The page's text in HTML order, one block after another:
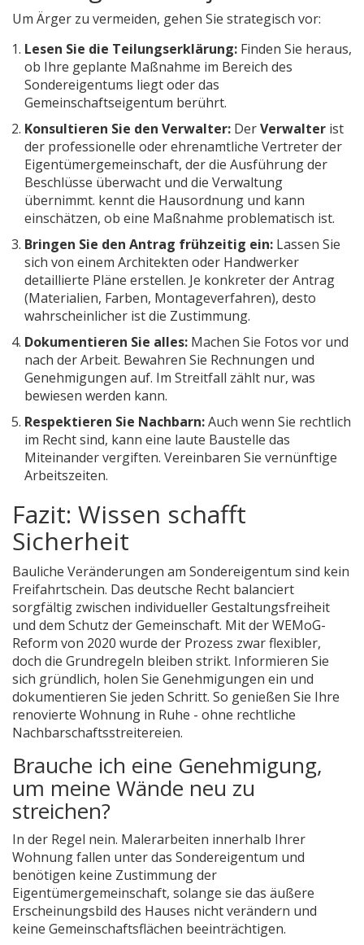
Um Ärger zu vermeiden, gehen Sie strategisch vor:
Lesen Sie die Teilungserklärung: Finden Sie heraus,
ob Ihre geplante Maßnahme im Bereich des
Sondereigentums liegt oder das
Gemeinschaftseigentum berührt.
Konsultieren Sie den Verwalter: DerVerwalter ist
der professionelle oder ehrenamtliche Vertreter der
Eigentümergemeinschaft, der die Ausführung der
Beschlüsse überwacht und die Verwaltung
übernimmt. kennt die Hausordnung und kann
einschätzen, ob eine Maßnahme problematisch ist.
Bringen Sie den Antrag frühzeitig ein: Lassen Sie
sich von einem Architekten oder Handwerker
detaillierte Pläne erstellen. Je konkreter der Antrag
(Materialien, Farben, Montageverfahren), desto
wahrscheinlicher ist die Zustimmung.
Dokumentieren Sie alles: Machen Sie Fotos vor und
nach der Arbeit. Bewahren Sie Rechnungen und
Genehmigungen auf. Im Streitfall zählt nur, was
bewiesen werden kann.
Respektieren Sie Nachbarn:Auch wenn Sie rechtlich
im Recht sind, kann eine laute Baustelle das
Miteinander vergiften. Vereinbaren Sie vernünftige
Arbeitszeiten.
Fazit: Wissen schafft
Sicherheit
Bauliche Veränderungen am Sondereigentum sind kein
Freifahrtschein. Das deutsche Recht balanciert
sorgfältig zwischen individueller Gestaltungsfreiheit
und dem Schutz der Gemeinschaft. Mit der WEMoG-
Reform von 2020 wurde der Prozess zwar flexibler,
doch die Grundregeln bleiben strikt. Informieren Sie
sich gründlich, holen Sie Genehmigungen ein und
dokumentieren Sie jeden Schritt. So genießen Sie Ihre
renovierte Wohnung in Ruhe - ohne rechtliche
Nachbarschaftsstreitereien.
Brauche ich eine Genehmigung,
um meine Wände neu zu
streichen?
In der Regel nein. Malerarbeiten innerhalb Ihrer
Wohnung fallen unter das Sondereigentum und
benötigen keine Zustimmung der
Eigentümergemeinschaft, solange sie das äußere
Erscheinungsbild des Hauses nicht verändern und
keine Gemeinschaftsflächen beeinträchtigen.